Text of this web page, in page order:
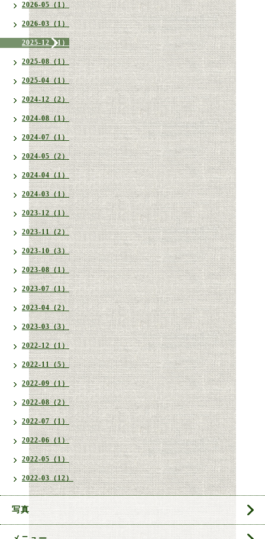
2026-05（1）
2026-03（1）
2025-12（1）
2025-08（1）
2025-04（1）
2024-12（2）
2024-08（1）
2024-07（1）
2024-05（2）
2024-04（1）
2024-03（1）
2023-12（1）
2023-11（2）
2023-10（3）
2023-08（1）
2023-07（1）
2023-04（2）
2023-03（3）
2022-12（1）
2022-11（5）
2022-09（1）
2022-08（2）
2022-07（1）
2022-06（1）
2022-05（1）
2022-03（12）
写真